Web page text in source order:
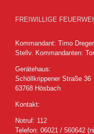
FREIWILLIGE
Kommandant: Timo Dreger
Stellv. Kommandanten:
Gerätehaus:
Schöllkrippener Straße 36
63768 Hösbach
Kontakt:
Notruf: 112
Telefon: 06021 / 560642